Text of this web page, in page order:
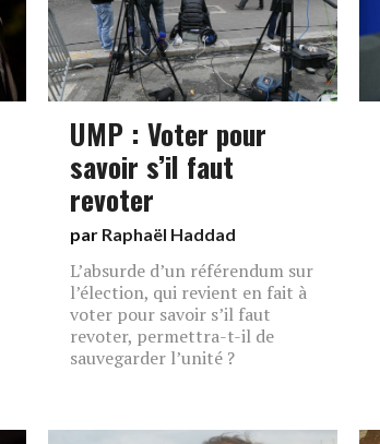
UMP : Voter pour
savoir s’il faut
revoter
par Raphaël Haddad
L’absurde d’un référendum sur
l’élection, qui revient en fait à
voter pour savoir s’il faut
revoter, permettra-t-il de
sauvegarder l’unité ?